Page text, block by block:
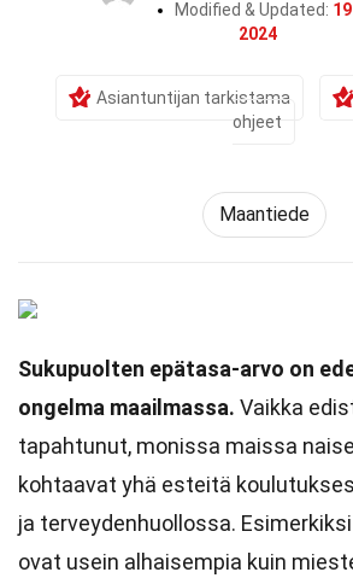
Modified & Updated:
2024
Asiantuntijan tarkistama
ohjeet
Maantiede
Sukupuolten epätasa-arvo on
ongelma maailmassa. Vaikka
tapahtunut, monissa maissa
kohtaavat yhä esteitä
ja terveydenhuollossa.
ovat usein alhaisempia kuin